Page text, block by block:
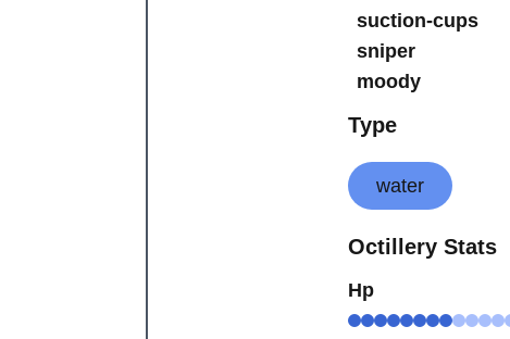
suction-cups
sniper
moody
Type
water
Octillery Stats
Hp